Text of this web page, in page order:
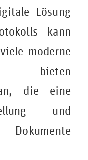
Lösung
kann
moderne
bieten
die eine
und